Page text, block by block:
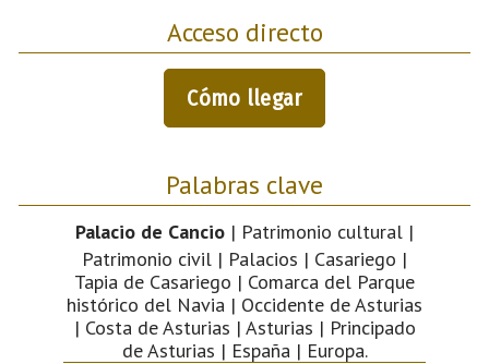
Acceso directo
Cómo llegar
Palabras clave
Palacio de Cancio | Patrimonio cultural |
Patrimonio civil | Palacios | Casariego |
Tapia de Casariego | Comarca del Parque
histórico del Navia | Occidente de Asturias
| Costa de Asturias | Asturias | Principado
de Asturias | España | Europa.